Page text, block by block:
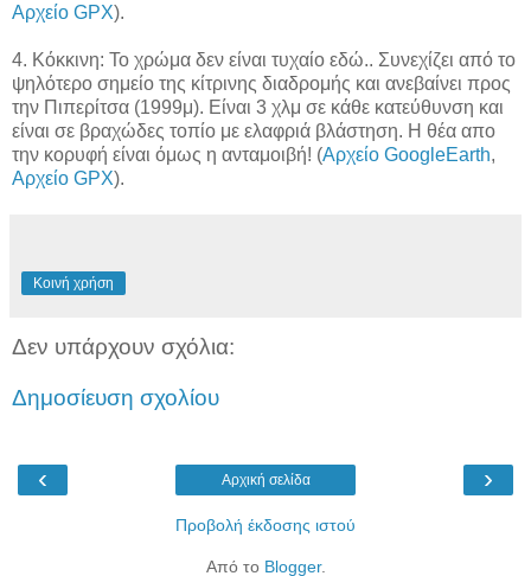
Αρχείο GPX).
4. Κόκκινη: Το χρώμα δεν είναι τυχαίο εδώ.. Συνεχίζει από το
ψηλότερο σημείο της κίτρινης διαδρομής και ανεβαίνει προς
την Πιπερίτσα (1999μ). Είναι 3 χλμ σε κάθε κατεύθυνση και
είναι σε βραχώδες τοπίο με ελαφριά βλάστηση. Η θέα απο
την κορυφή είναι όμως η ανταμοιβή! (Αρχείο GoogleEarth,
Αρχείο GPX).
Κοινή χρήση
Δεν υπάρχουν σχόλια:
Δημοσίευση σχολίου
‹ ›
Αρχική σελίδα
Προβολή έκδοσης ιστού
Από το Blogger.